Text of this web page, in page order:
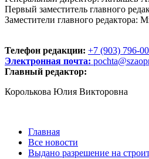
Первый заместитель главного
Заместители главного
Телефон редакции: +7 (903) 796-
Электронная почта:
Главный редактор:
Королькова Юлия Викторовна
Главная
Все новости
Выдано разрешение на